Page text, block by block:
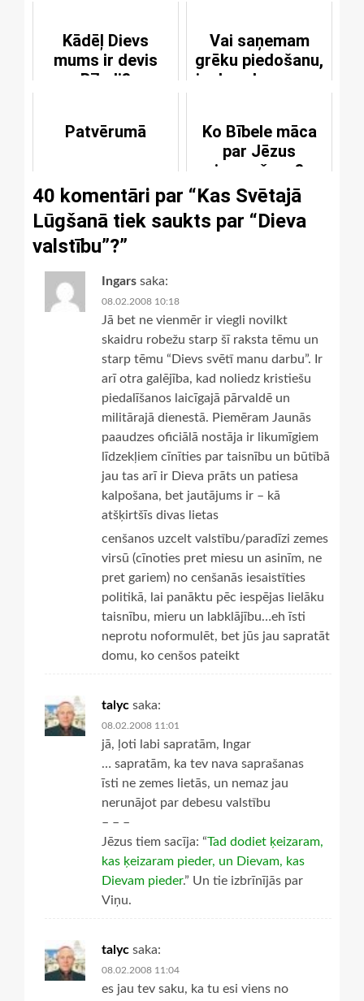
Kādēļ Dievs
mums ir devis
Bībeli?
Vai saņemam
grēku piedošanu,
ja draudzes gans
Patvērumā
Ko Bībele māca
par Jēzus
ieņemšanu?
40 komentāri par “Kas Svētajā
Lūgšanā tiek saukts par “Dieva
valstību”?”
Ingars saka:
08.02.2008 10:18
Jā bet ne vienmēr ir viegli novilkt
skaidru robežu starp šī raksta tēmu un
starp tēmu “Dievs svētī manu darbu”. Ir
arī otra galējība, kad noliedz kristiešu
piedalīšanos laicīgajā pārvaldē un
militārajā dienestā. Piemēram Jaunās
paaudzes oficiālā nostāja ir likumīgiem
līdzekļiem cīnīties par taisnību un būtībā
jau tas arī ir Dieva prāts un patiesa
kalpošana, bet jautājums ir – kā
atšķirtšīs divas lietas
cenšanos uzcelt valstību/paradīzi zemes
virsū (cīnoties pret miesu un asinīm, ne
pret gariem) no cenšanās iesaistīties
politikā, lai panāktu pēc iespējas lielāku
taisnību, mieru un labklājību…eh īsti
neprotu noformulēt, bet jūs jau sapratāt
domu, ko cenšos pateikt
talyc saka:
08.02.2008 11:01
jā, ļoti labi sapratām, Ingar
… sapratām, ka tev nava saprašanas
īsti ne zemes lietās, un nemaz jau
nerunājot par debesu valstību
– – –
Jēzus tiem sacīja: “Tad dodiet ķeizaram,
kas ķeizaram pieder, un Dievam, kas
Dievam pieder.” Un tie izbrīnījās par
Viņu.
talyc saka:
08.02.2008 11:04
es jau tev saku, ka tu esi viens no